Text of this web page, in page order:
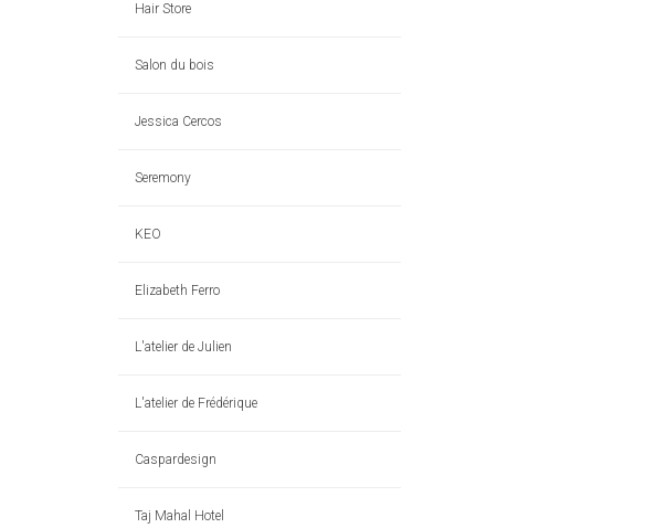
Hair Store
Salon du bois
Jessica Cercos
Seremony
KEO
Elizabeth Ferro
L'atelier de Julien
L'atelier de Frédérique
Caspardesign
Taj Mahal Hotel